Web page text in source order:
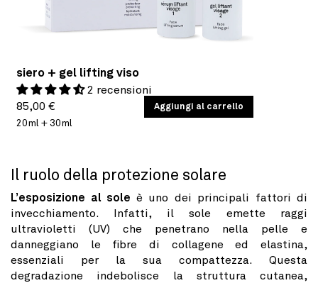
siero + gel lifting viso
2 recensioni
Prezzo
di
85,00 €
PREZZO
UNITARIO
/
20ml + 30ml
Aggiungi al carrello
Il ruolo della protezione solare
L’esposizione al sole è uno dei principali fattori di
invecchiamento. Infatti, il sole emette raggi
ultravioletti (UV) che penetrano nella pelle e
danneggiano le fibre di collagene ed elastina,
essenziali per la sua compattezza. Questa
degradazione indebolisce la struttura cutanea,